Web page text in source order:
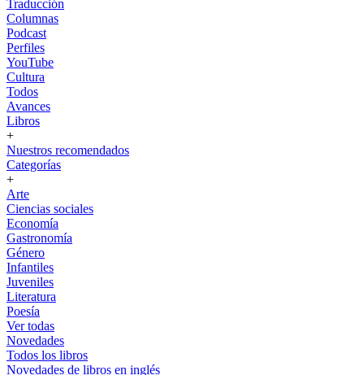
Traducción
Columnas
Podcast
Perfiles
YouTube
Cultura
Todos
Avances
Libros
+
Nuestros recomendados
Categorías
+
Arte
Ciencias sociales
Economía
Gastronomía
Género
Infantiles
Juveniles
Literatura
Poesía
Ver todas
Novedades
Todos los libros
Novedades de libros en inglés